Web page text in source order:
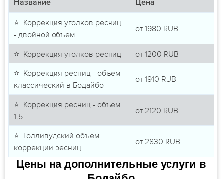
Название Цена
⭐ Коррекция уголков ресниц
- двойной объем
от 1980 RUB
⭐ Коррекция уголков ресниц от 1200 RUB
⭐ Коррекция ресниц - объем
классический в Бодайбо
от 1910 RUB
⭐ Коррекция ресниц - объем
1,5
от 2120 RUB
⭐ Голливудский объем
коррекции ресниц
от 2830 RUB
Цены на дополнительные услуги в